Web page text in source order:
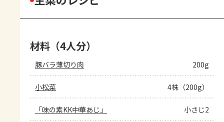
材料（4人分）
豚バラ薄切り肉 200g
小松菜 4株（200g）
「味の素KK中華あじ」 小さじ2